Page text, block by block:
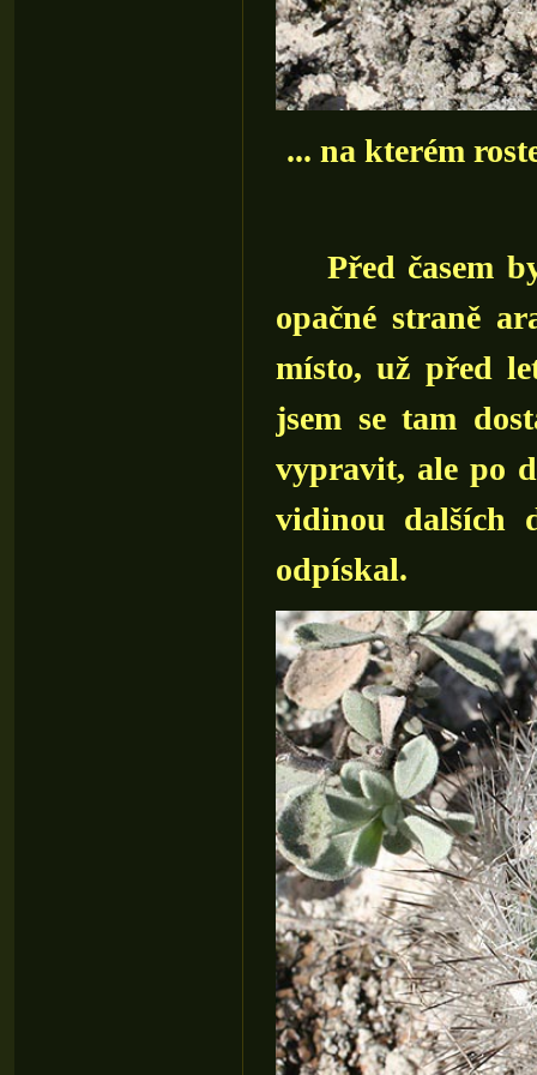
... na kterém
Před časem
opačné straně
místo, už před
jsem se tam
vypravit, ale po
vidinou dalších
odpískal.